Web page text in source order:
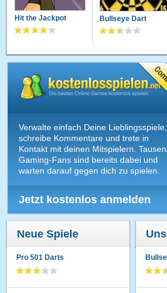
Hit the Jackpot Bullseye Dart
Verwalte einfach Deine Lieblingsspiele,
schreibe Kommentare und trete in
Kontakt mit deinen Mitspielern.
Gaming-Fans sind bereits dabei und
warten darauf gegen dich zu spielen.
Jetzt kostenlos anmelden
Neue Spiele
Pro 501 Darts